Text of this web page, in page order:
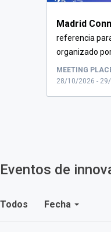
Madrid
referencia
organizado
28/10/2026 -
Eventos de
Todos Fecha